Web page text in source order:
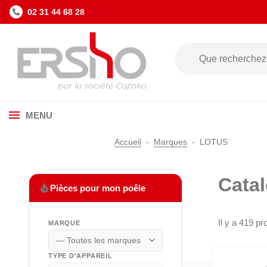
02 31 44 68 28
MENU
Accueil Marques LOTUS
local_fire_department Pièces pour mon poêle
MARQUE
expand_more
TYPE D'APPAREIL
Il y a 419